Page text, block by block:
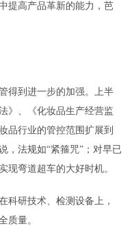
提高产品革新的能力，芭
得到进一步的加强。上半
》、《化妆品生产经营监
品行业的管控范围扩展到
，法规如“紧箍咒”；对早已
现弯道超车的大好时机。
科研技术、检测设备上，
质量。